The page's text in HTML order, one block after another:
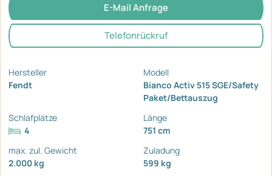
E-Mail Anfrage
Telefonrückruf
Hersteller
Fendt
Modell
Bianco Activ 515 SGE/Safety
Paket/Bettauszug
Schlafplätze
4
Länge
751 cm
max. zul. Gewicht
2.000 kg
Zuladung
599 kg